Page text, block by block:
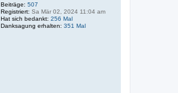
Beiträge: 507
Registriert: Sa Mär 02, 2024 11:04 am
Hat sich bedankt: 256 Mal
Danksagung erhalten: 351 Mal